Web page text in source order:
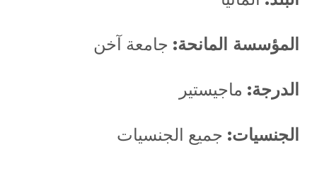
المؤسسة المانحة: جامعة آخن
الدرجة: ماجيستير
الجنسيات: جميع الجنسيات